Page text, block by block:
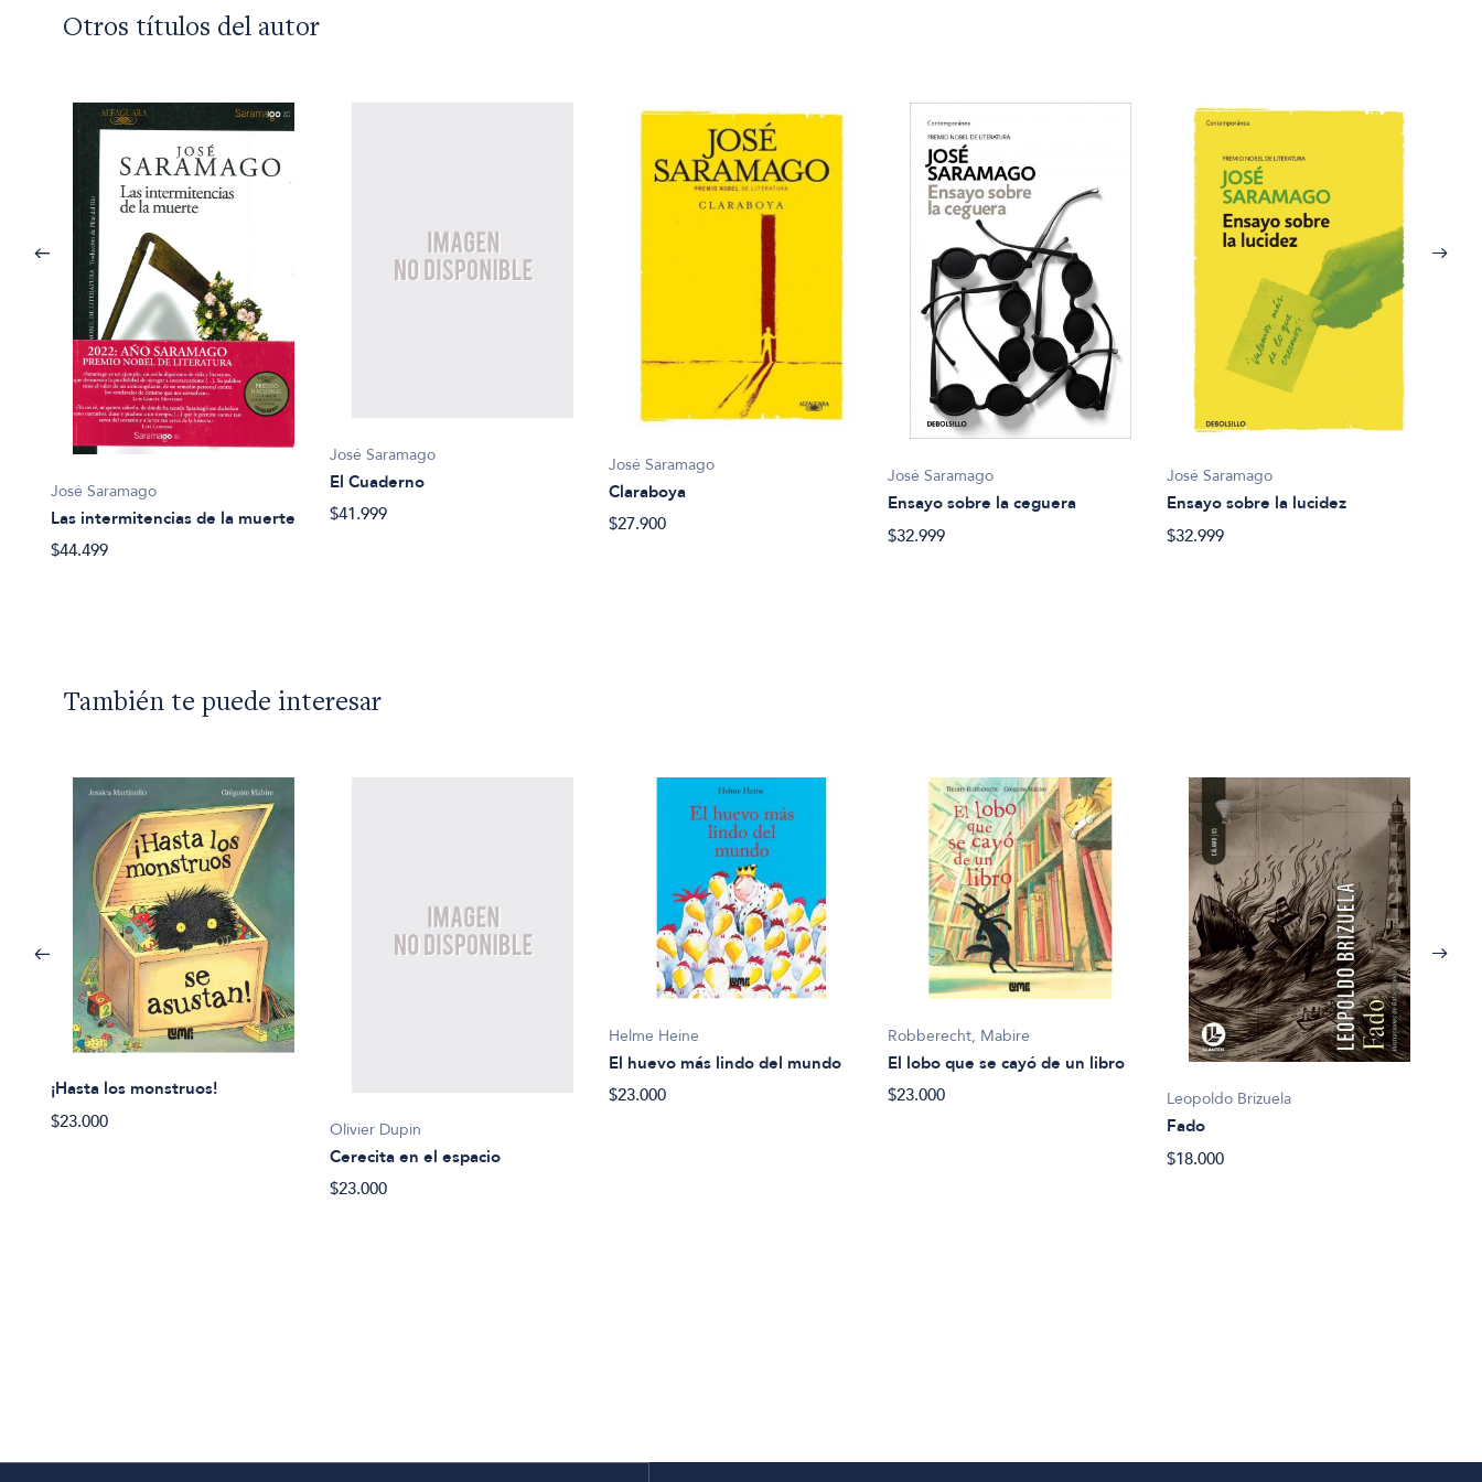
Otros títulos del autor
José Saramago
Las intermitencias de la muerte
$44.499
José Saramago
El Cuaderno
$41.999
José Saramago
Claraboya
$27.900
José Saramago
Ensayo sobre la ceguera
$32.999
José Saramago
Ensayo sobre la lucidez
$32.999
También te puede interesar
¡Hasta los monstruos!
$23.000
Olivier Dupin
Cerecita en el espacio
$23.000
Helme Heine
El huevo más lindo del mundo
$23.000
Robberecht, Mabire
El lobo que se cayó de un libro
$23.000
Leopoldo Brizuela
Fado
$18.000